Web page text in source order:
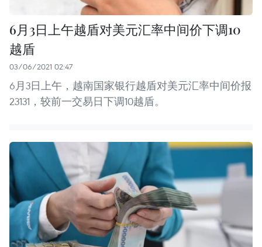
6月3日上午越盾对美元汇率中间价下调10
越盾
03/06/2021 02:47
6月3日上午，越南国家银行越盾对美元汇率中间价报
23131，较前一交易日下调10越盾。